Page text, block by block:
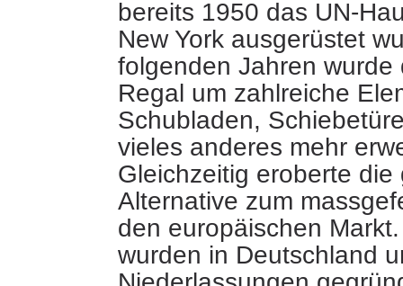
bereits 1950 das UN-
New York ausgerüstet
folgenden Jahren wurde
Regal um zahlreiche
Schubladen,
vieles anderes mehr
Gleichzeitig eroberte die
Alternative zum
den europäischen
wurden in Deutschland